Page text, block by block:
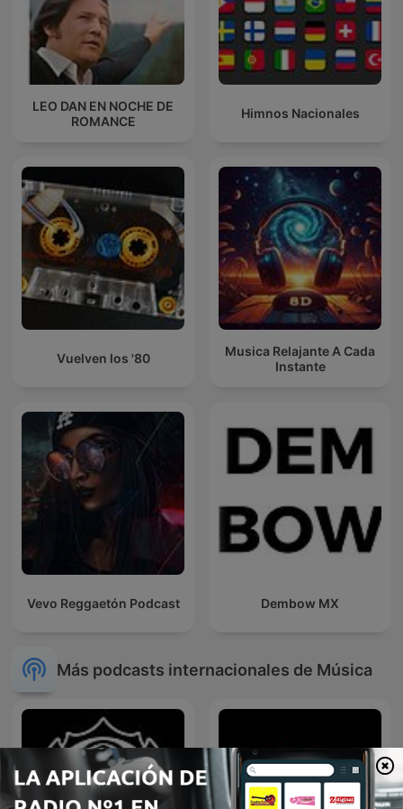
LEO DAN EN NOCHE DE
ROMANCE
Himnos Nacionales
Vuelven los '80
Musica Relajante A Cada
Instante
Vevo Reggaetón Podcast Dembow MX
Más podcasts internacionales de Música